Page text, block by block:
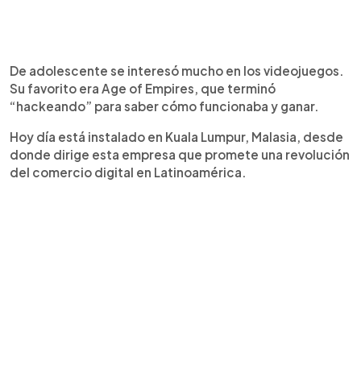
De adolescente se interesó mucho en los videojuegos.
Su favorito era Age of Empires, que terminó
“hackeando” para saber cómo funcionaba y ganar.
Hoy día está instalado en Kuala Lumpur, Malasia, desde
donde dirige esta empresa que promete una revolución
del comercio digital en Latinoamérica.